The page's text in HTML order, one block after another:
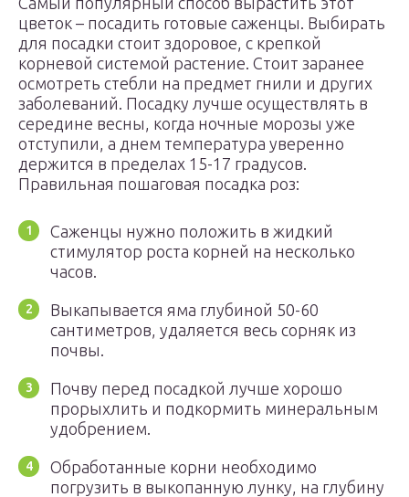
цветок – посадить готовые саженцы. Выбирать
для посадки стоит здоровое, с крепкой
корневой системой растение. Стоит заранее
осмотреть стебли на предмет гнили и других
заболеваний. Посадку лучше осуществлять в
середине весны, когда ночные морозы уже
отступили, а днем температура уверенно
держится в пределах 15-17 градусов.
Правильная пошаговая посадка роз:
Саженцы нужно положить в жидкий
стимулятор роста корней на несколько
часов.
Выкапывается яма глубиной 50-60
сантиметров, удаляется весь сорняк из
почвы.
Почву перед посадкой лучше хорошо
прорыхлить и подкормить минеральным
удобрением.
Обработанные корни необходимо
погрузить в выкопанную лунку, на глубину